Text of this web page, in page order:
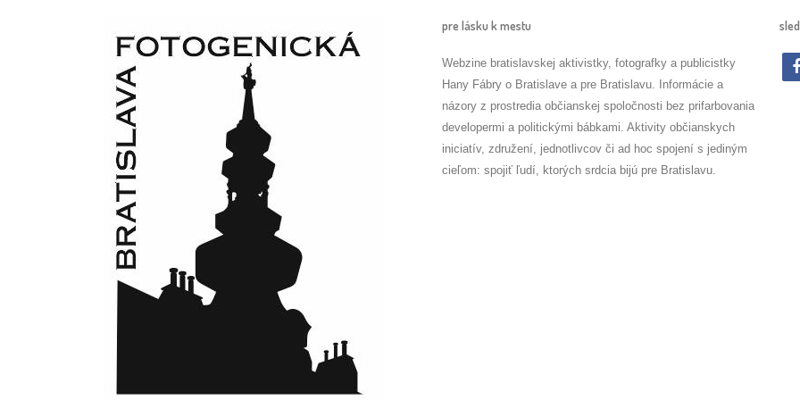
pre lásku k mestu
Webzine bratislavskej aktivistky, fotografky a publicistky
Hany Fábry o Bratislave a pre Bratislavu. Informácie a
názory z prostredia občianskej spoločnosti bez prifarbovania
developermi a politickými bábkami. Aktivity občianskych
iniciatív, združení, jednotlivcov či ad hoc spojení s jediným
cieľom: spojiť ľudí, ktorých srdcia bijú pre Bratislavu.